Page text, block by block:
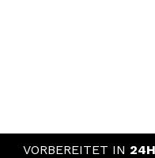
VORBEREITET IN